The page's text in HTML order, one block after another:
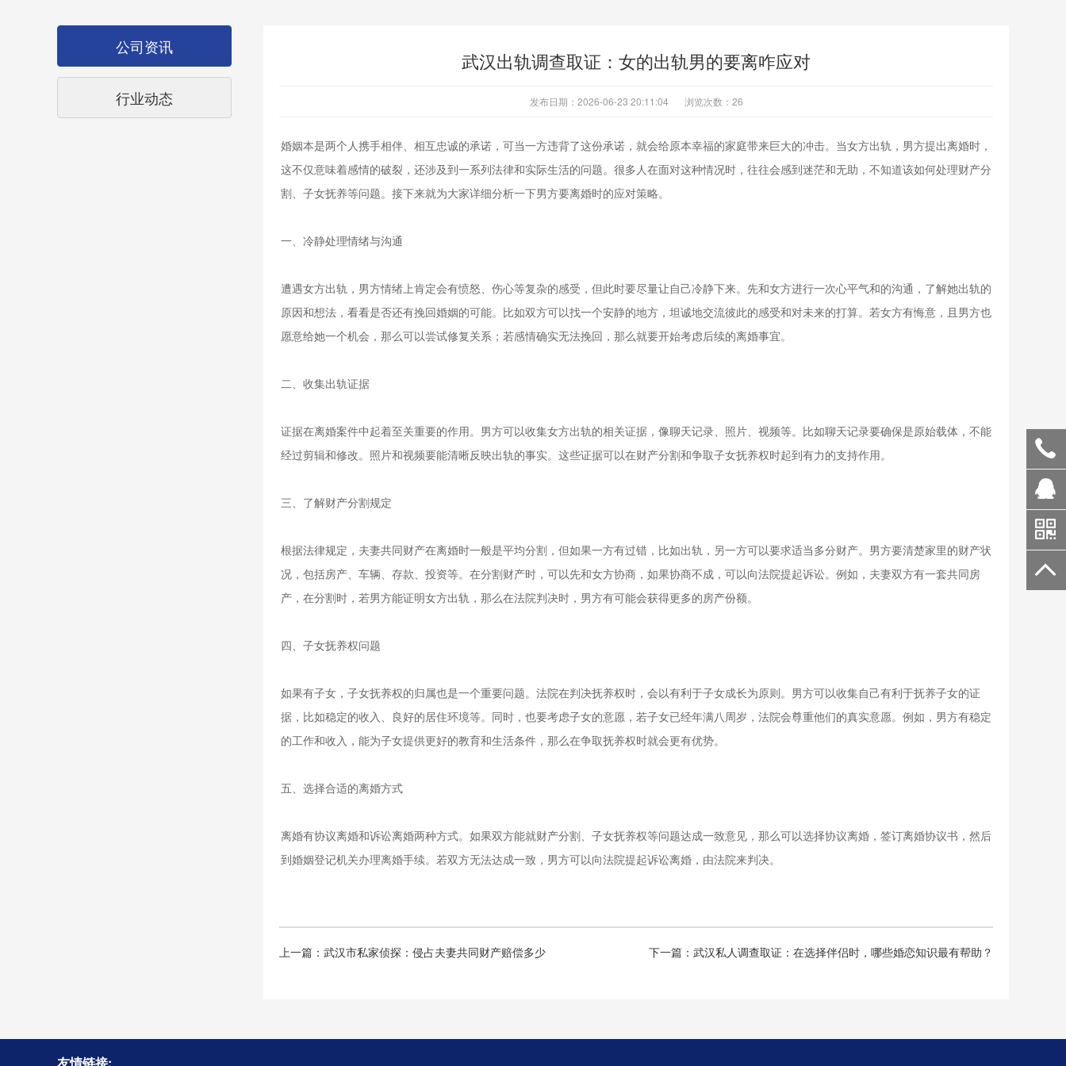
公司资讯
行业动态
武汉出轨调查取证：女的出轨男的要离咋应对
发布日期：2026-06-23 20:11:04 浏览次数：26
婚姻本是两个人携手相伴、相互忠诚的承诺，可当一方违背了这份承诺，就会给原本幸福的家庭带来巨大的冲击。当女方出轨，男方提出离婚时，
这不仅意味着感情的破裂，还涉及到一系列法律和实际生活的问题。很多人在面对这种情况时，往往会感到迷茫和无助，不知道该如何处理财产分
割、子女抚养等问题。接下来就为大家详细分析一下男方要离婚时的应对策略。
一、冷静处理情绪与沟通
遭遇女方出轨，男方情绪上肯定会有愤怒、伤心等复杂的感受，但此时要尽量让自己冷静下来。先和女方进行一次心平气和的沟通，了解她出轨的
原因和想法，看看是否还有挽回婚姻的可能。比如双方可以找一个安静的地方，坦诚地交流彼此的感受和对未来的打算。若女方有悔意，且男方也
愿意给她一个机会，那么可以尝试修复关系；若感情确实无法挽回，那么就要开始考虑后续的离婚事宜。
二、收集出轨证据
证据在离婚案件中起着至关重要的作用。男方可以收集女方出轨的相关证据，像聊天记录、照片、视频等。比如聊天记录要确保是原始载体，不能
经过剪辑和修改。照片和视频要能清晰反映出轨的事实。这些证据可以在财产分割和争取子女抚养权时起到有力的支持作用。
三、了解财产分割规定
根据法律规定，夫妻共同财产在离婚时一般是平均分割，但如果一方有过错，比如出轨，另一方可以要求适当多分财产。男方要清楚家里的财产状
况，包括房产、车辆、存款、投资等。在分割财产时，可以先和女方协商，如果协商不成，可以向法院提起诉讼。例如，夫妻双方有一套共同房
产，在分割时，若男方能证明女方出轨，那么在法院判决时，男方有可能会获得更多的房产份额。
四、子女抚养权问题
如果有子女，子女抚养权的归属也是一个重要问题。法院在判决抚养权时，会以有利于子女成长为原则。男方可以收集自己有利于抚养子女的证
据，比如稳定的收入、良好的居住环境等。同时，也要考虑子女的意愿，若子女已经年满八周岁，法院会尊重他们的真实意愿。例如，男方有稳定
的工作和收入，能为子女提供更好的教育和生活条件，那么在争取抚养权时就会更有优势。
五、选择合适的离婚方式
离婚有协议离婚和诉讼离婚两种方式。如果双方能就财产分割、子女抚养权等问题达成一致意见，那么可以选择协议离婚，签订离婚协议书，然后
到婚姻登记机关办理离婚手续。若双方无法达成一致，男方可以向法院提起诉讼离婚，由法院来判决。
上一篇： 武汉市私家侦探：侵占夫妻共同财产赔偿多少 下一篇： 武汉私人调查取证：在选择伴侣时，哪些婚恋知识最有帮助？